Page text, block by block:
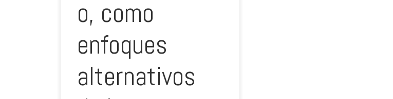
o, como
enfoques
alternativos